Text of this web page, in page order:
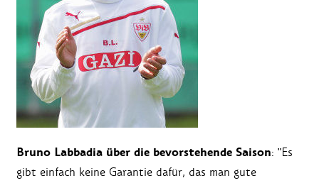
Bruno Labbadia über die bevorstehende Saison: "Es
gibt einfach keine Garantie dafür, das man gute